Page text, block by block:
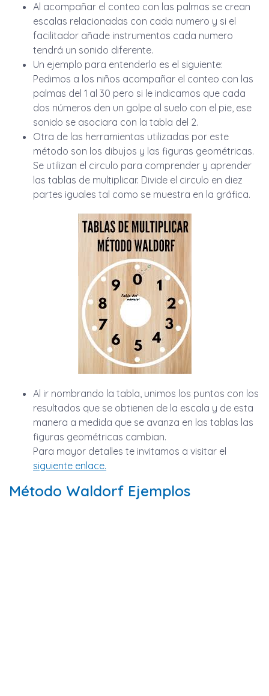
Al acompañar el conteo con las palmas se crean
escalas relacionadas con cada numero y si el
facilitador añade instrumentos cada numero
tendrá un sonido diferente.
Un ejemplo para entenderlo es el siguiente:
Pedimos a los niños acompañar el conteo con las
palmas del 1 al 30 pero si le indicamos que cada
dos números den un golpe al suelo con el pie, ese
sonido se asociara con la tabla del 2.
Otra de las herramientas utilizadas por este
método son los dibujos y las figuras geométricas.
Se utilizan el circulo para comprender y aprender
las tablas de multiplicar. Divide el circulo en diez
partes iguales tal como se muestra en la gráfica.
Al ir nombrando la tabla, unimos los puntos con los
resultados que se obtienen de la escala y de esta
manera a medida que se avanza en las tablas las
figuras geométricas cambian.
Para mayor detalles te invitamos a visitar el
siguiente enlace.
Método Waldorf Ejemplos